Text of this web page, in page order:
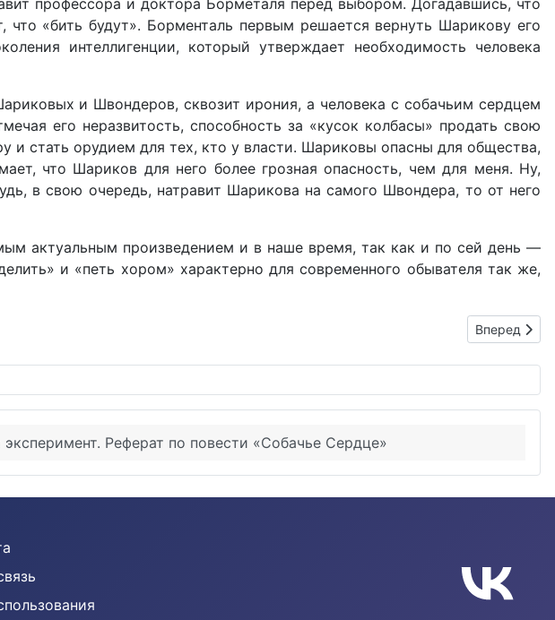
профессора и доктора Борметаля перед выбором. Догадавшись, что
«бить будут». Борменталь пер­вым решается вернуть Шарикову его
интеллигенции, который утверждает необходимость человека
и Швондеров, скво­зит ирония, а человека с собачьим сердцем
его неразвитость, способность за «кусок колбасы» продать свою
и стать орудием для тех, кто у власти. Шариковы опасны для общест­ва,
что Шариков для него более грозная опасность, чем для меня. Ну,
в свою очередь, натравит Шарикова на самого Швондера, то от него
актуальным произведением и в наше время, так как и по сей день —
и «петь хором» характерно для современного обывателя так же,
Следующий:
Вперед
эксперимент. Реферат по повести «Собачье Сердце»